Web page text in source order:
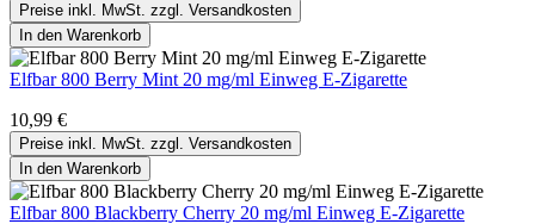
Preise inkl. MwSt. zzgl. Versandkosten
In den Warenkorb
Elfbar 800 Berry Mint 20 mg/ml Einweg E-Zigarette
10,99 €
Preise inkl. MwSt. zzgl. Versandkosten
In den Warenkorb
Elfbar 800 Blackberry Cherry 20 mg/ml Einweg E-Zigarette